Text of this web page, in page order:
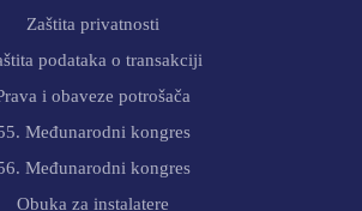
Zaštita privatnosti
podataka o transakciji
i obaveze potrošača
Međunarodni kongres
Međunarodni kongres
Obuka za instalatere